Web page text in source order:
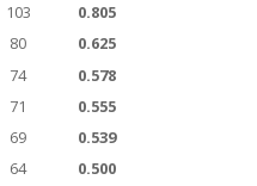
103
0.805
80
0.625
74
0.578
71
0.555
69
0.539
64
0.500